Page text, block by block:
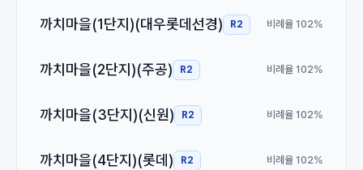
까치마을(1단지)(대우롯데선경) R2 비례율 102%
까치마을(2단지)(주공) R2 비례율 102%
까치마을(3단지)(신원) R2 비례율 102%
까치마을(4단지)(롯데) R2 비례율 102%